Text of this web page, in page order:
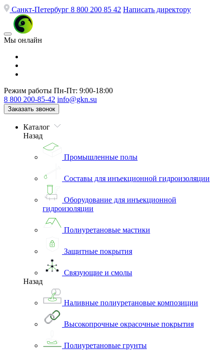
Санкт-Петербург 8 800 200 85 42 Написать директору
Мы онлайн
Режим работы Пн-Пт: 9:00-18:00
8 800 200-85-42 info@gkn.su
Заказать звонок
Каталог
Назад
Промышленные полы
Составы для инъекционной гидроизоляции
Оборудование для инъекционной
гидроизоляции
Полиуретановые мастики
Защитные покрытия
Связующие и смолы
Назад
Наливные полиуретановые композиции
Высокопрочные окрасочные покрытия
Полиуретановые грунты